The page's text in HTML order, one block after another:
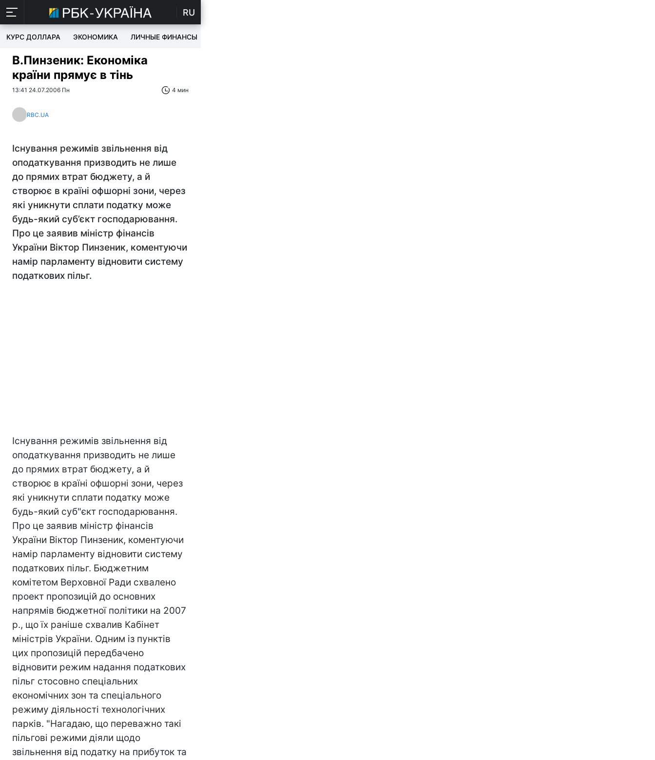
RU
КУРС ДОЛЛАРА ЭКОНОМИКА ЛИЧНЫЕ ФИНАНСЫ
В.Пинзеник: Економіка
країни прямує в тінь
13:41 24.07.2006 Пн 4 мин
RBC.UA
Існування режимів звільнення від
оподаткування призводить не лише
до прямих втрат бюджету, а й
створює в країні офшорні зони, через
які уникнути сплати податку може
будь-який суб’єкт господарювання.
Про це заявив міністр фінансів
України Віктор Пинзеник, коментуючи
намір парламенту відновити систему
податкових пільг.
Існування режимів звільнення від
оподаткування призводить не лише
до прямих втрат бюджету, а й
створює в країні офшорні зони, через
які уникнути сплати податку може
будь-який суб"єкт господарювання.
Про це заявив міністр фінансів
України Віктор Пинзеник, коментуючи
намір парламенту відновити систему
податкових пільг. Бюджетним
комітетом Верховної Ради схвалено
проект пропозицій до основних
напрямів бюджетної політики на 2007
р., що їх раніше схвалив Кабінет
міністрів України. Одним із пунктів
цих пропозицій передбачено
відновити режим надання податкових
пільг стосовно спеціальних
економічних зон та спеціального
режиму діяльності технологічних
парків. "Нагадаю, що переважно такі
пільгові режими діяли щодо
звільнення від податку на прибуток та